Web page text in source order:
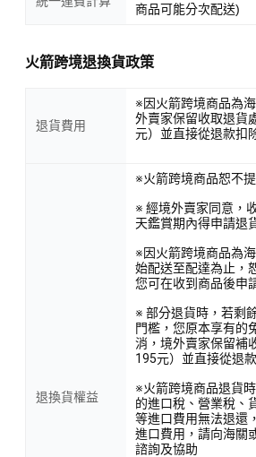
商品可能分次配送)
火箭跨境退換貨政策
退貨費用
※因火箭跨境商品為
外賣家保留收取退貨
元）並直接從退款扣
退換貨權益
※火箭跨境商品恕不
※ 經境外賣家同意，
天鑑賞期內得申請退
※因火箭跨境商品為
始配送至配達為止，
您可在收到商品後申
※ 部分退貨時，若剩
門檻，您原本享有的
消，境外賣家保留補
195元）並直接從退
※火箭跨境商品退貨
的進口稅、營業稅、
等進口費用無法退還
進口費用，請向海關
諮詢及協助